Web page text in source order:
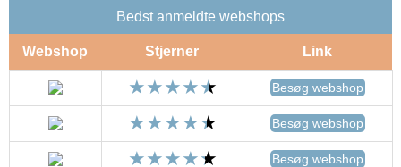
Bedst anmeldte webshops
Webshop Stjerner Link
Besøg webshop
Besøg webshop
Besøg webshop